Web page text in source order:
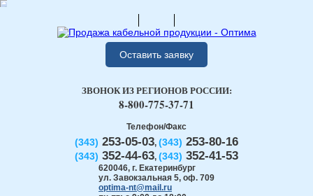
Оставить заявку
Телефон/Факс
(343) 253-05-03, (343) 253-80-16
(343) 352-44-63, (343) 352-41-53
620046, г. Екатеринбург
ул. Завокзальная 5, оф. 709
optima-nt@mail.ru
ЗВОНОК ИЗ РЕГИОНОВ РОССИИ:
8-800-775-37-71